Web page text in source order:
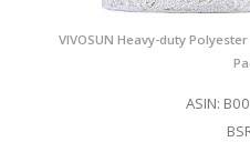
VIVOSUN Heavy-duty
ASIN: